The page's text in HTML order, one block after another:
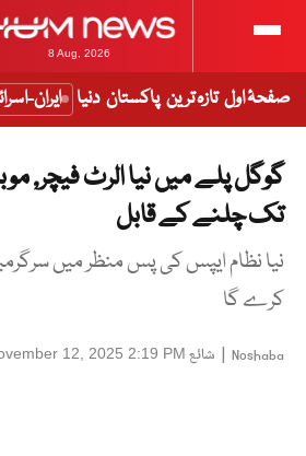
8 Aug, 2026
صفحۂ اول تازہ ترین پاکستان دنیا ایران-
گوگل پلے میں نیا الرٹ فیچر,
تک چلنے کے قابل
نیا نظام ایپس کی پس منظر میں
کرے گا
Noshaba
| شائع 12, 2025 2:19 PM